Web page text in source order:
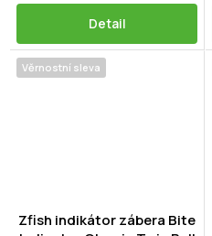
Detail
Věrnostní sleva
Zfish indikátor zábera Bite